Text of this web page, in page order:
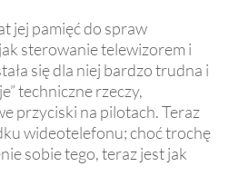
jej pamięć do spraw
sterowanie telewizorem i
się dla niej bardzo trudna i
techniczne rzeczy,
przyciski na pilotach. Teraz
wideotelefonu; choć trochę
sobie tego, teraz jest jak